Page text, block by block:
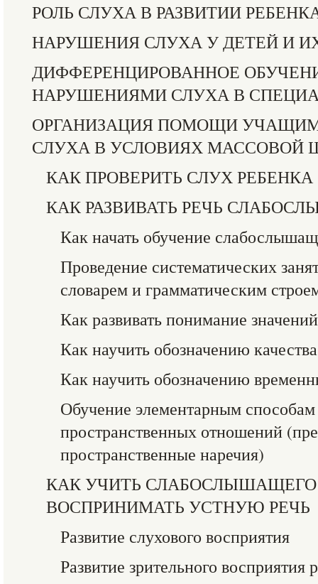
РОЛЬ СЛУХА В РАЗВИТИИ
НАРУШЕНИЯ СЛУХА У ДЕТЕЙ И
ДИФФЕРЕНЦИРОВАННОЕ
НАРУШЕНИЯМИ СЛУХА В
ОРГАНИЗАЦИЯ ПОМОЩИ
СЛУХА В УСЛОВИЯХ МАССОВОЙ
КАК ПРОВЕРИТЬ СЛУХ РЕБЕНКА
КАК РАЗВИВАТЬ РЕЧЬ
Как начать обучение
Проведение систематических
словарем и грамматическим
Как развивать понимание
Как научить обозначению
Как научить обозначению
Обучение элементарным
пространственных отношений
пространственные наречия)
КАК УЧИТЬ СЛАБОСЛЫШАЩЕГО
ВОСПРИНИМАТЬ УСТНУЮ РЕЧЬ
Развитие слухового восприятия
Развитие зрительного восприятия